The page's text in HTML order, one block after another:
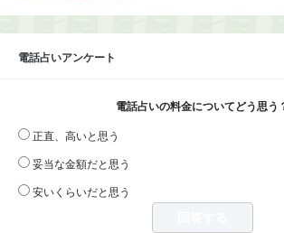
電話占いアンケート
電話占いの料金についてどう思う
正直、高いと思う
妥当な金額だと思う
安いくらいだと思う